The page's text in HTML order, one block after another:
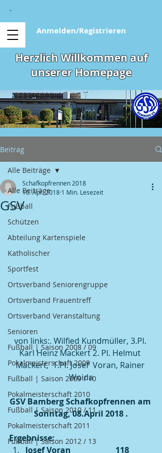
Anmelden/Registrieren
Herzlich Willkommen auf
unserer Homepage
Beitrag
Alle Beiträge
Fußball
Schützen
Abteilung Kartenspiele
Katholischer
Sportfest
Ortsverband Seniorengruppe
Ortsverband Frauentreff
Ortsverband Veranstaltung
Senioren
Fußball | Saison 2008 / 09
Pokalmeisterschaft 2009
Fußball | Saison 2009 / 10
Pokalmeisterschaft 2010
Fußball | Saison 2010 / 11
Pokalmeisterschaft 2011
Fußball | Saison 2012 / 13
Alle Beiträge
GSV
Schafkopfrennen 2018
10. Apr. 2018 1 Min. Lesezeit
von links:. Wilfied Kundmüller, 3.Pl.
Karl Heinz Mackert 2. Pl. Helmut
Mackert,  1.Pl. Josef  Voran, Rainer
Woida
GSV Bamberg Schafkopfrennen am
Sonntag, 08.April 2018 .​
Ergebnisse:
Josef Voran                      118